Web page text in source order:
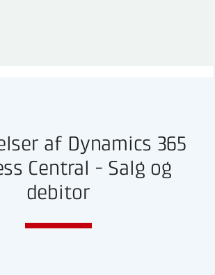
af Dynamics 365
Central - Salg og
debitor